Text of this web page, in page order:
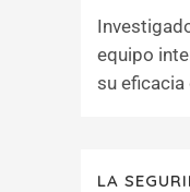
equipo
su eficacia
LA